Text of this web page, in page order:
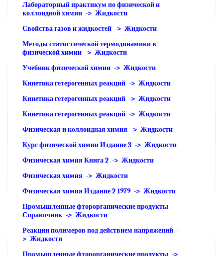
Лабораторный практикум по физической и
коллоидной химии -> Жидкости
Свойства газов и жидкостей -> Жидкости
Методы статистической термодинамики в
физической химии -> Жидкости
Учебник физической химии -> Жидкости
Кинетика гетерогенных реакций -> Жидкости
Кинетика гетерогенных реакций -> Жидкости
Кинетика гетерогенных реакций -> Жидкости
Физическая и коллоидная химия -> Жидкости
Курс физической химии Издание 3 -> Жидкости
Физическая химия Книга 2 -> Жидкости
Физическая химия -> Жидкости
Физическая химия Издание 2 1979 -> Жидкости
Промышленные фторорганические продукты
Справочник -> Жидкости
Реакции полимеров под действием напряжений -
> Жидкости
Промышленные фторорганические продукты ->